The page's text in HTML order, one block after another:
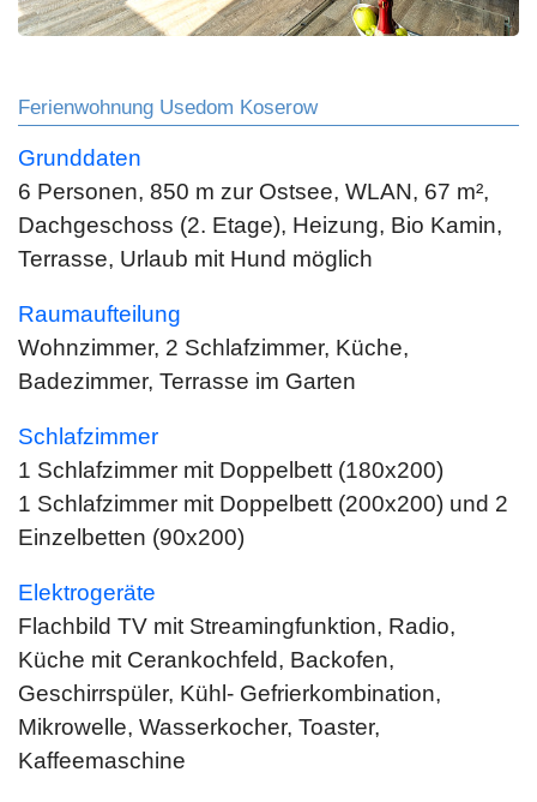
Ferienwohnung Usedom Koserow
Grunddaten
6 Personen, 850 m zur Ostsee, WLAN, 67 m²,
Dachgeschoss (2. Etage), Heizung, Bio Kamin,
Terrasse, Urlaub mit Hund möglich
Raumaufteilung
Wohnzimmer, 2 Schlafzimmer, Küche,
Badezimmer, Terrasse im Garten
Schlafzimmer
1 Schlafzimmer mit Doppelbett (180x200)
1 Schlafzimmer mit Doppelbett (200x200) und 2
Einzelbetten (90x200)
Elektrogeräte
Flachbild TV mit Streamingfunktion, Radio,
Küche mit Cerankochfeld, Backofen,
Geschirrspüler, Kühl- Gefrierkombination,
Mikrowelle, Wasserkocher, Toaster,
Kaffeemaschine